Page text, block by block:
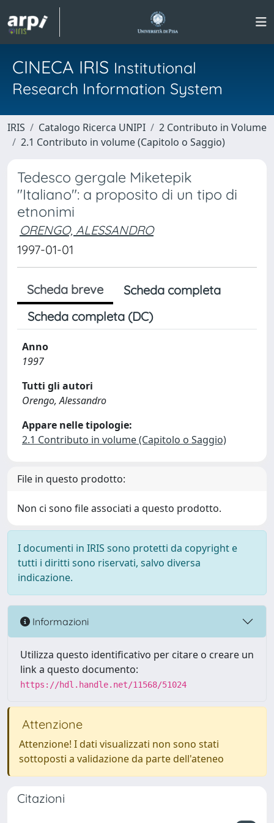
CINECA IRIS Institutional
Research Information System
IRIS Catalogo Ricerca UNIPI
2 Contributo in Volume
2.1 Contributo in volume (Capitolo o Saggio)
Tedesco gergale Miketepik
"Italiano": a proposito di un tipo di
etnonimi
ORENGO, ALESSANDRO
1997-01-01
Scheda breve
Scheda completa
Scheda completa (DC)
Anno
1997
Tutti gli autori
Orengo, Alessandro
Appare nelle tipologie:
2.1 Contributo in volume (Capitolo o Saggio)
File in questo prodotto:
Non ci sono file associati a questo prodotto.
I documenti in IRIS sono protetti da copyright e
tutti i diritti sono riservati, salvo diversa
indicazione.
Informazioni
Utilizza questo identificativo per citare o creare un
link a questo documento:
https://hdl.handle.net/11568/51024
Attenzione
Attenzione! I dati visualizzati non sono stati
sottoposti a validazione da parte dell'ateneo
Citazioni